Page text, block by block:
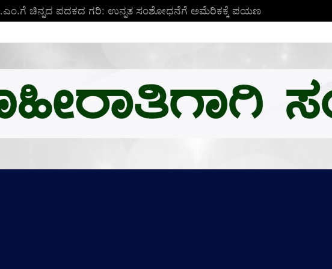
ಬಿ.ಎಂ.ಗೆ ಚಿನ್ನದ ಪದಕದ ಗರಿ: ಉನ್ನತ ಸಂಶೋಧನೆಗೆ ಅಮೆರಿಕಕ್ಕೆ ಪಯಣ